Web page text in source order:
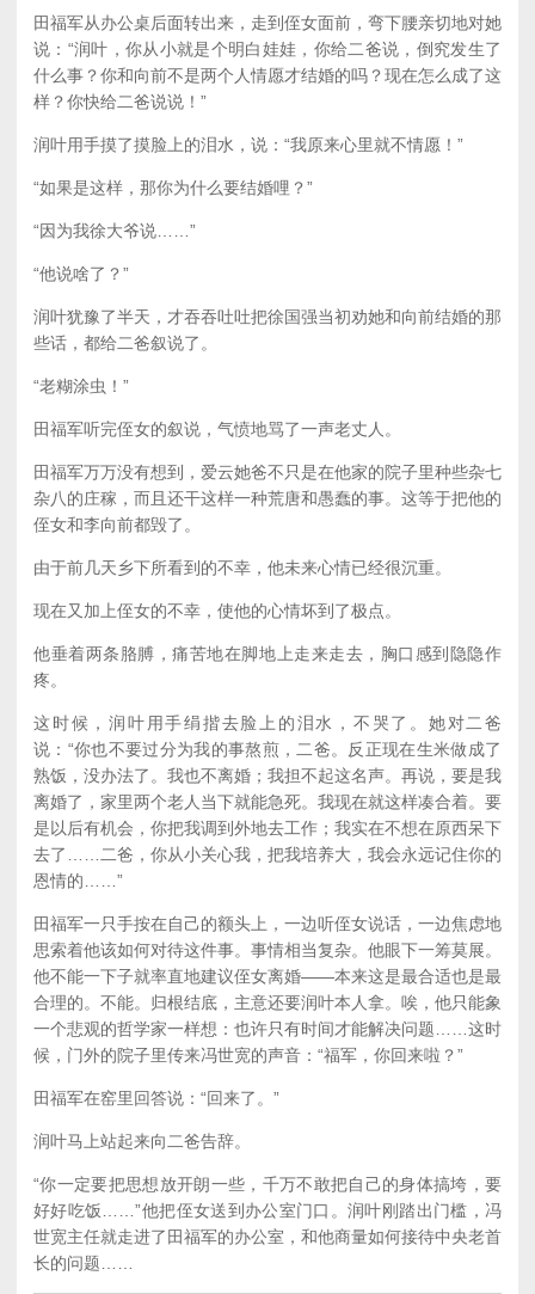
田福军从办公桌后面转出来，走到侄女面前，弯下腰亲切地对她
说：“润叶，你从小就是个明白娃娃，你给二爸说，倒究发生了
什么事？你和向前不是两个人情愿才结婚的吗？现在怎么成了这
样？你快给二爸说说！”
润叶用手摸了摸脸上的泪水，说：“我原来心里就不情愿！”
“如果是这样，那你为什么要结婚哩？”
“因为我徐大爷说……”
“他说啥了？”
润叶犹豫了半天，才吞吞吐吐把徐国强当初劝她和向前结婚的那
些话，都给二爸叙说了。
“老糊涂虫！”
田福军听完侄女的叙说，气愤地骂了一声老丈人。
田福军万万没有想到，爱云她爸不只是在他家的院子里种些杂七
杂八的庄稼，而且还干这样一种荒唐和愚蠢的事。这等于把他的
侄女和李向前都毁了。
由于前几天乡下所看到的不幸，他未来心情已经很沉重。
现在又加上侄女的不幸，使他的心情坏到了极点。
他垂着两条胳膊，痛苦地在脚地上走来走去，胸口感到隐隐作
疼。
这时候，润叶用手绢揩去脸上的泪水，不哭了。她对二爸
说：“你也不要过分为我的事熬煎，二爸。反正现在生米做成了
熟饭，没办法了。我也不离婚；我担不起这名声。再说，要是我
离婚了，家里两个老人当下就能急死。我现在就这样凑合着。要
是以后有机会，你把我调到外地去工作；我实在不想在原西呆下
去了……二爸，你从小关心我，把我培养大，我会永远记住你的
恩情的……”
田福军一只手按在自己的额头上，一边听侄女说话，一边焦虑地
思索着他该如何对待这件事。事情相当复杂。他眼下一筹莫展。
他不能一下子就率直地建议侄女离婚——本来这是最合适也是最
合理的。不能。归根结底，主意还要润叶本人拿。唉，他只能象
一个悲观的哲学家一样想：也许只有时间才能解决问题……这时
候，门外的院子里传来冯世宽的声音：“福军，你回来啦？”
田福军在窑里回答说：“回来了。”
润叶马上站起来向二爸告辞。
“你一定要把思想放开朗一些，千万不敢把自己的身体搞垮，要
好好吃饭……”他把侄女送到办公室门口。润叶刚踏出门槛，冯
世宽主任就走进了田福军的办公室，和他商量如何接待中央老首
长的问题……